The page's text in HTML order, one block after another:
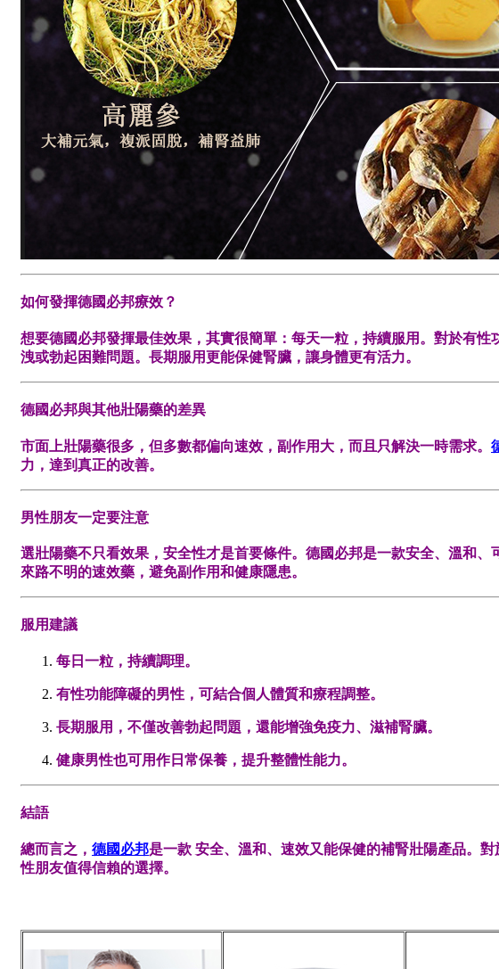
如何發揮德國必邦療效？
想要德國必邦發揮最佳效果，其實很簡單：每天一粒，持續服用。對於有
洩或勃起困難問題。長期服用更能保健腎臟，讓身體更有活力。
德國必邦與其他壯陽藥的差異
市面上壯陽藥很多，但多數都偏向速效，副作用大，而且只解決一時需求。
力，達到真正的改善。
男性朋友一定要注意
選壯陽藥不只看效果，安全性才是首要條件。德國必邦是一款安全、溫和
來路不明的速效藥，避免副作用和健康隱患。
服用建議
每日一粒，持續調理。
有性功能障礙的男性，可結合個人體質和療程調整。
長期服用，不僅改善勃起問題，還能增強免疫力、滋補腎臟。
健康男性也可用作日常保養，提升整體性能力。
結語
總而言之， 德國必邦是一款 安全、溫和、速效又能保健的補腎壯陽產品。
性朋友值得信賴的選擇。